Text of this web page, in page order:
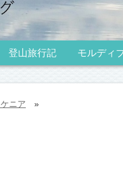
登山旅行記 モルディ
ケニア »